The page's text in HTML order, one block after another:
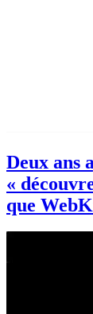
Deux ans
«
que